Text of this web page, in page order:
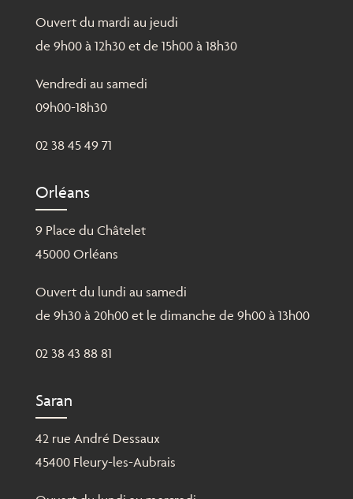
Ouvert du mardi au jeudi
de 9h00 à 12h30 et de 15h00 à 18h30
Vendredi au samedi
09h00-18h30
02 38 45 49 71
Orléans
9 Place du Châtelet
45000 Orléans
Ouvert du lundi au samedi
de 9h30 à 20h00 et le dimanche de 9h00 à 13h00
02 38 43 88 81
Saran
42 rue André Dessaux
45400 Fleury-les-Aubrais